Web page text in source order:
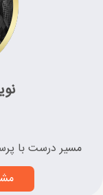
مسیر درست با